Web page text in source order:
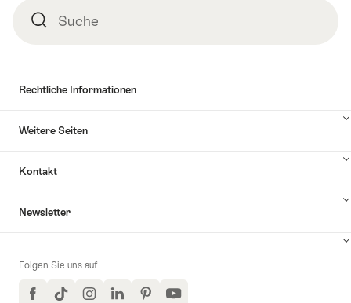
SucheSuche
Rechtliche Informationen
Weitere Seiten
Kontakt
Inhalte
Newsletter
Folgen Sie uns auf
FacebookTikTokInstagramLinkedInPinterestYouTube